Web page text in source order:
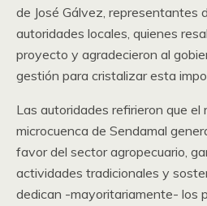
de José Gálvez, representantes
autoridades locales, quienes
proyecto y agradecieron al
gestión para cristalizar esta
Las autoridades refirieron que el
microcuenca de Sendamal
favor del sector agropecuario,
actividades tradicionales y
dedican -mayoritariamente- los